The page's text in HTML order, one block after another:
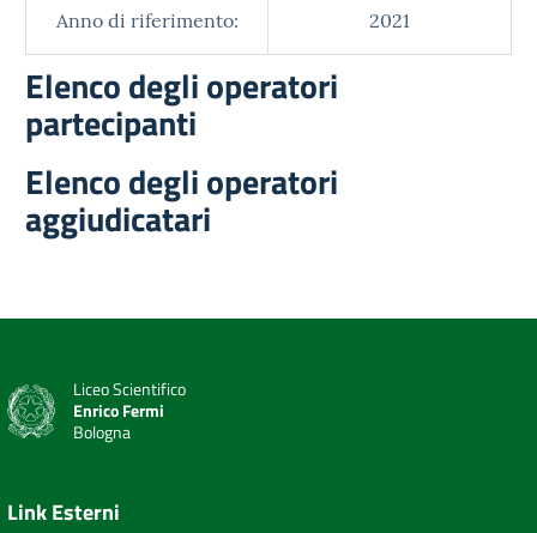
Anno di riferimento: 2021
Elenco degli operatori
partecipanti
Elenco degli operatori
aggiudicatari
Liceo Scientifico
Enrico Fermi
Bologna
Link Esterni